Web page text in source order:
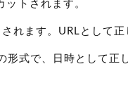
トされます。
ます。URLとして正
式で、日時として正